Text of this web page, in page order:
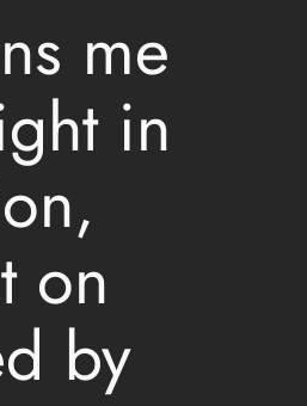
me
in
on
by